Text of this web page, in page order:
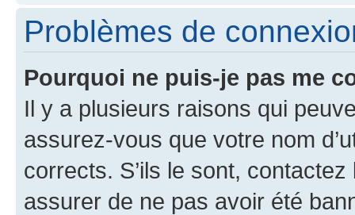
Problèmes de
Pourquoi ne puis-je pas me
Il y a plusieurs raisons qui
assurez-vous que votre nom
corrects. S’ils le sont,
assurer de ne pas avoir été